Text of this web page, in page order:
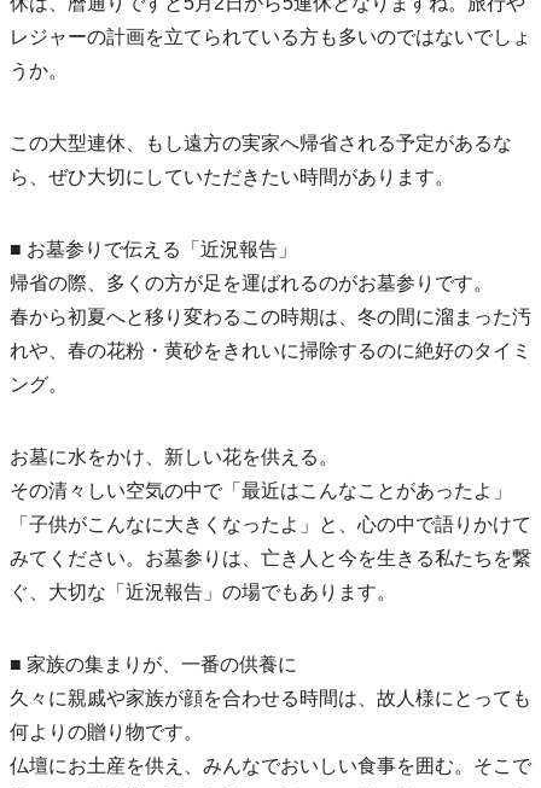
レジャーの計画を立てられている方も多いのではないでしょ
うか。
この大型連休、もし遠方の実家へ帰省される予定があるな
ら、ぜひ大切にしていただきたい時間があります。
■ お墓参りで伝える「近況報告」
帰省の際、多くの方が足を運ばれるのがお墓参りです。
春から初夏へと移り変わるこの時期は、冬の間に溜まった汚
れや、春の花粉・黄砂をきれいに掃除するのに絶好のタイミ
ング。
お墓に水をかけ、新しい花を供える。
その清々しい空気の中で「最近はこんなことがあったよ」
「子供がこんなに大きくなったよ」と、心の中で語りかけて
みてください。お墓参りは、亡き人と今を生きる私たちを繋
ぐ、大切な「近況報告」の場でもあります。
■ 家族の集まりが、一番の供養に
久々に親戚や家族が顔を合わせる時間は、故人様にとっても
何よりの贈り物です。
仏壇にお土産を供え、みんなでおいしい食事を囲む。そこで